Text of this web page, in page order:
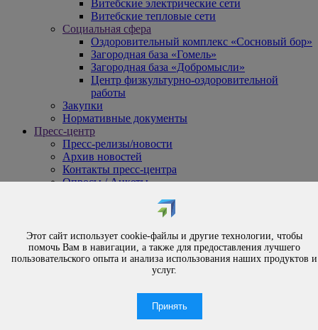
Витебские электрические сети
Витебские тепловые сети
Социальная сфера
Оздоровительный комплекс «Сосновый бор»
Загородная база «Гомель»
Загородная база «Добромысли»
Центр физкультурно-оздоровительной
работы
Закупки
Нормативные документы
Пресс-центр
Пресс-релизы/новости
Архив новостей
Контакты пресс-центра
Опросы / Анкеты
Обращения
Порядок рассмотрения обращений
Личный приём
Электронные обращения
Часто задаваемые вопросы
Этот сайт использует cookie-файлы и другие технологии, чтобы
помочь Вам в навигации, а также для предоставления лучшего
пользовательского опыта и анализа использования наших продуктов и
услуг.
Принять